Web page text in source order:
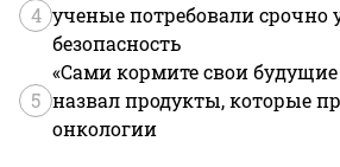
4 ученые потребовали срочно
безопасность
5
«Сами кормите свои
назвал продукты, которые
онкологии